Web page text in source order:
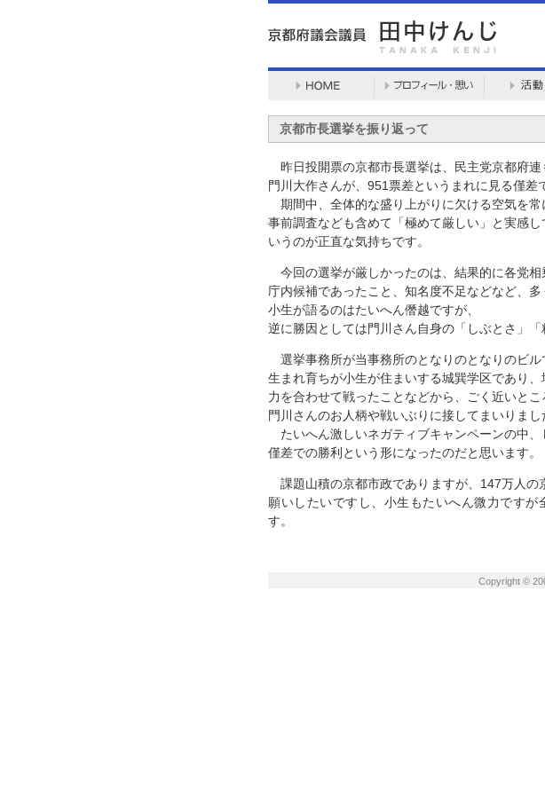
京都市長選挙を振り返って
昨日投開票の京都市長選挙は、民主党京都府
門川大作さんが、951票差というまれに見る僅差
期間中、全体的な盛り上がりに欠ける空気を
事前調査なども含めて「極めて厳しい」と実感
いうのが正直な気持ちです。
今回の選挙が厳しかったのは、結果的に各党相
庁内候補であったこと、知名度不足などなど、多
小生が語るのはたいへん僭越ですが、
逆に勝因としては門川さん自身の「しぶとさ」「
選挙事務所が当事務所のとなりのとなりのビ
生まれ育ちが小生が住まいする城巽学区であり
力を合わせて戦ったことなどから、ごく近いとこ
門川さんのお人柄や戦いぶりに接してまいりまし
たいへん激しいネガティブキャンペーンの中
僅差での勝利という形になったのだと思います。
課題山積の京都市政でありますが、147万人の
願いしたいですし、小生もたいへん微力です
す。
Copyright ©